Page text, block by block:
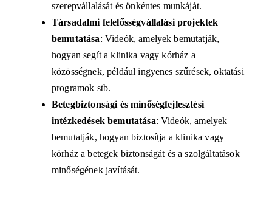
szerepvállalását és önkéntes munkáját.
Társadalmi felelősségvállalási projektek
bemutatása: Videók, amelyek bemutatják,
hogyan segít a klinika vagy kórház a
közösségnek, például ingyenes szűrések, oktatási
programok stb.
Betegbiztonsági és minőségfejlesztési
intézkedések bemutatása: Videók, amelyek
bemutatják, hogyan biztosítja a klinika vagy
kórház a betegek biztonságát és a szolgáltatások
minőségének javítását.